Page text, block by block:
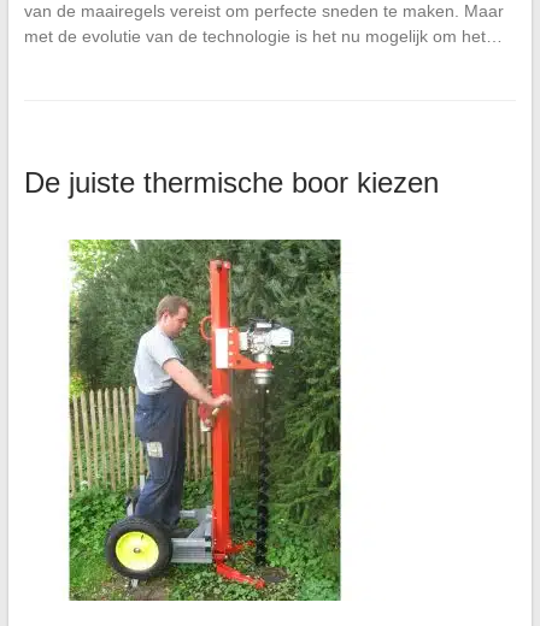
van de maairegels vereist om perfecte sneden te maken. Maar
met de evolutie van de technologie is het nu mogelijk om het…
De juiste thermische boor kiezen